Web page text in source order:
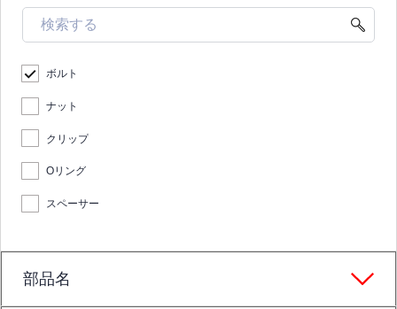
ボルト
ナット
クリップ
Oリング
スペーサー
部品名